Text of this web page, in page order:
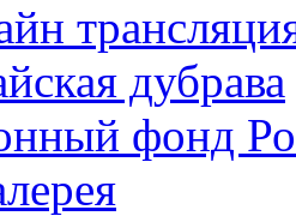
дубрава
фонд